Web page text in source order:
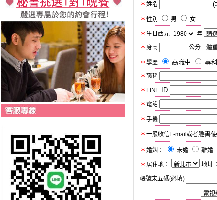
＊姓名 (
＊性別 男 女
＊ 生日西元 年
＊身高 公分 體
＊學歷 高職中
專
＊職稱
＊ LINE ID
＊ 電話
＊手機
＊一般收信E-mail或者臉書
＊婚姻： 未婚 離婚
＊居住地： 地址
帳號末五碼(必填)